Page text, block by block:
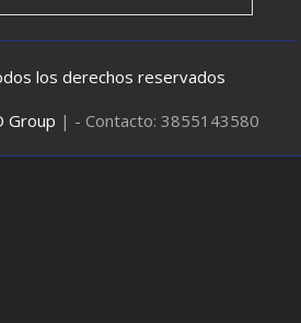
los derechos reservados
Group | - Contacto: 3855143580